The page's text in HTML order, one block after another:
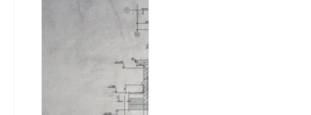
Pengelolaan
seluruh aspek proyek
konstruksi, mulai dari